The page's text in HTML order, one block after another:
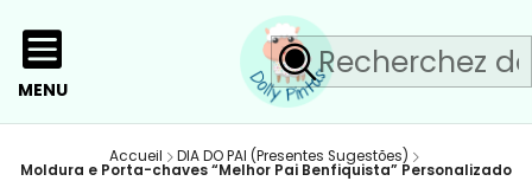
MENU
Accueil DIA DO PAI (Presentes Sugestões)
Moldura e Porta-chaves “Melhor Pai Benfiquista” Personalizado